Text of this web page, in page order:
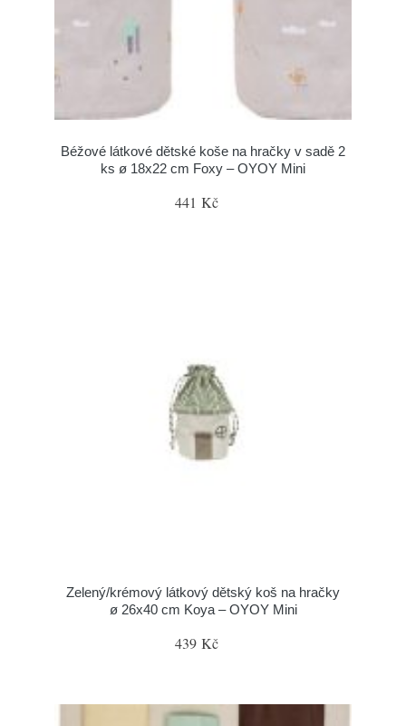
Béžové látkové dětské koše na hračky v sadě 2
ks ø 18x22 cm Foxy – OYOY Mini
441 Kč
Zelený/krémový látkový dětský koš na hračky
ø 26x40 cm Koya – OYOY Mini
439 Kč